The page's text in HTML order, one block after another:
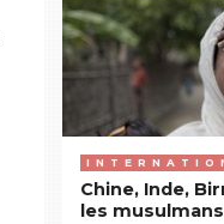
Chine, Inde,
les